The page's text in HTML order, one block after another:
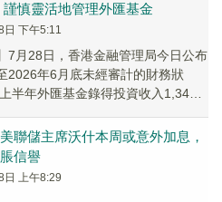
慎靈活地管理外匯基金
日 下午5:11
7月28日，香港金融管理局今日公布
2026年6月底未經審計的財務狀
半年外匯基金錄得投資收入1,347
聯儲主席沃什本周或意外加息，
信譽
日 上午8:29